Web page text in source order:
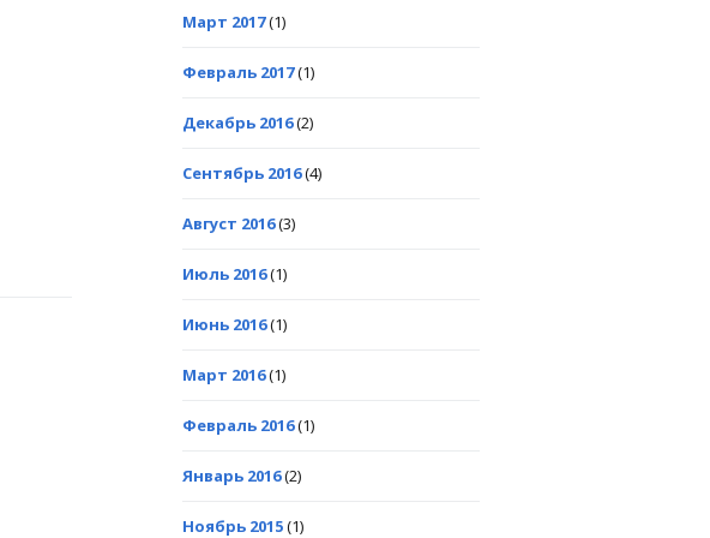
Март 2017(1)
Февраль 2017(1)
Декабрь 2016(2)
Сентябрь 2016(4)
Август 2016(3)
Июль 2016(1)
Июнь 2016(1)
Март 2016(1)
Февраль 2016(1)
Январь 2016(2)
Ноябрь 2015(1)